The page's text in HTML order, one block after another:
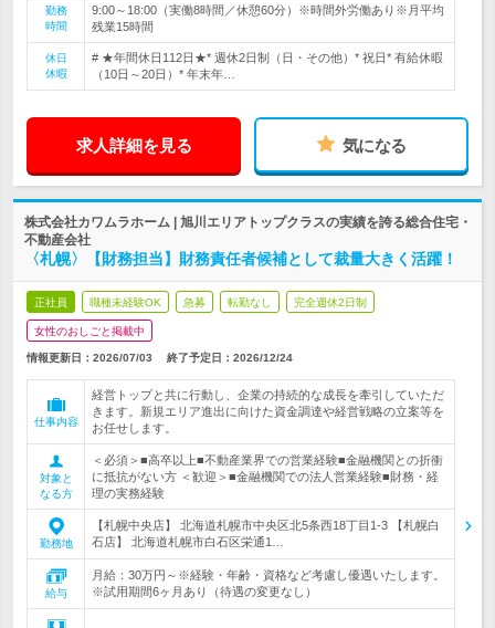
勤務
時間
9:00～18:00（実働8時間／休憩60分）※時間外労働あり※月平均
残業15時間
休日
休暇
# ★年間休日112日★* 週休2日制（日・その他）* 祝日* 有給休暇
（10日～20日）* 年末年…
求人詳細を見る 気になる
株式会社カワムラホーム | 旭川エリアトップクラスの実績を誇る総合住宅・
不動産会社
〈札幌〉【財務担当】財務責任者候補として裁量大きく活躍！
正社員 職種未経験OK 急募 転勤なし 完全週休2日制
女性のおしごと掲載中
情報更新日：2026/07/03 終了予定日： 2026/12/24
仕事内容
経営トップと共に行動し、企業の持続的な成長を牽引していただ
きます。新規エリア進出に向けた資金調達や経営戦略の立案等を
お任せします。
対象と
なる方
＜必須＞■高卒以上■不動産業界での営業経験■金融機関との折衝
に抵抗がない方 ＜歓迎＞■金融機関での法人営業経験■財務・経
理の実務経験
勤務地
【札幌中央店】 北海道札幌市中央区北5条西18丁目1-3 【札幌白
石店】 北海道札幌市白石区栄通1…
給与
月給：30万円～※経験・年齢・資格など考慮し優遇いたします。
※試用期間6ヶ月あり（待遇の変更なし）